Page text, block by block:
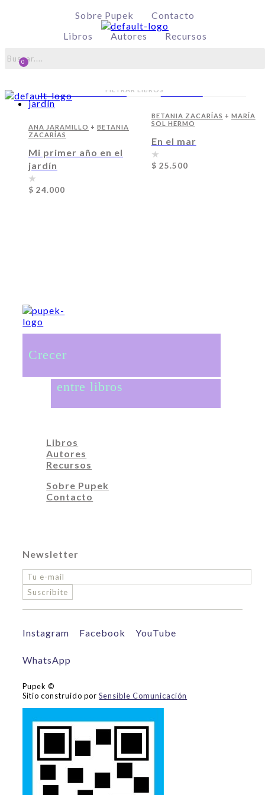
Sobre Pupek
Contacto
Libros
Autores Recursos
Betania Zacarías
ANA JARAMILLO + BETANIA
ZACARÍAS
Mi primer año en el
jardín
$ 24.000
BETANIA ZACARÍAS + MARÍA
SOL HERMO
En el mar
$ 25.500
Crecer
entre libros
Libros
Autores
Recursos
Sobre Pupek
Contacto
Newsletter
Suscribite
Instagram Facebook YouTube
WhatsApp
Pupek ©
Sitio construido porSensible Comunicación
FILTRAR LIBROS